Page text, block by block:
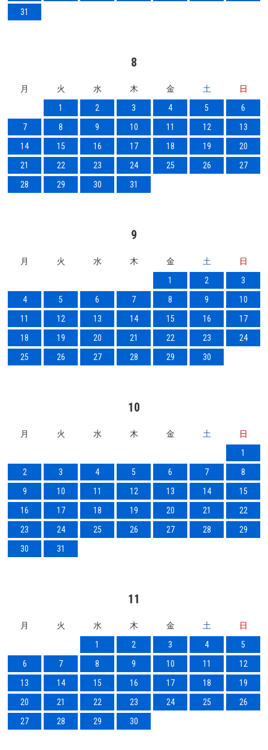
31
8
月 火 水 木 金 土
日
1
2 3 4 5
6
7
8 9 10 11 12
13
14
15 16 17 18 19
20
21
22 23 24 25 26
27
28
29 30 31
9
月 火 水 木 金 土
日
1
2
3
4
5 6 7 8 9
10
11
12 13 14 15 16
17
18
19 20 21 22 23
24
25
26 27 28 29 30
10
月 火 水 木 金 土
日
1
2
3 4 5 6 7
8
9
10 11 12 13 14
15
16
17 18 19 20 21
22
23
24 25 26 27 28
29
30
31
11
月 火 水 木 金 土
日
1
2 3 4
5
6
7 8 9 10 11
12
13
14 15 16 17 18
19
20
21 22 23 24 25
26
27
28 29 30